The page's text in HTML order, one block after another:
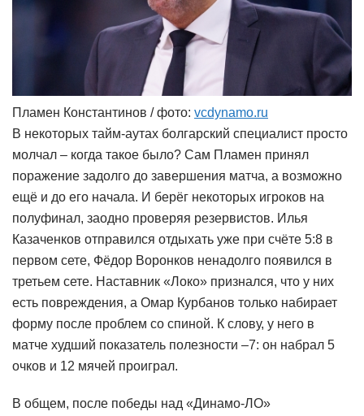
Пламен Константинов / фото: vcdynamo.ru
В некоторых тайм-аутах болгарский специалист просто
молчал – когда такое было? Сам Пламен принял
поражение задолго до завершения матча, а возможно
ещё и до его начала. И берёг некоторых игроков на
полуфинал, заодно проверяя резервистов. Илья
Казаченков отправился отдыхать уже при счёте 5:8 в
первом сете, Фёдор Воронков ненадолго появился в
третьем сете. Наставник «Локо» признался, что у них
есть повреждения, а Омар Курбанов только набирает
форму после проблем со спиной. К слову, у него в
матче худший показатель полезности –7: он набрал 5
очков и 12 мячей проиграл.
В общем, после победы над «Динамо-ЛО»